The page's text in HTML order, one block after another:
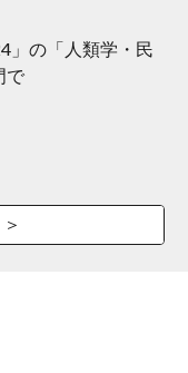
」の「人類学・民
で